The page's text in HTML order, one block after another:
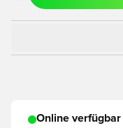
Online verfügbar